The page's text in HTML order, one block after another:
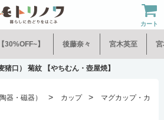
カート
30%OFF~】 後藤奈々 宮木英至 宮
口） 菊紋 【やちむん・壺屋焼】
器・磁器） > カップ >
マグカップ・カ